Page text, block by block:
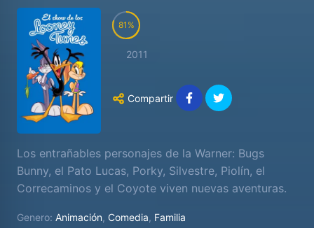
81
2011
Compartir
Los entrañables personajes de la Warner: Bugs
Bunny, el Pato Lucas, Porky, Silvestre, Piolín, el
Correcaminos y el Coyote viven nuevas aventuras.
Genero: Animación, Comedia, Familia